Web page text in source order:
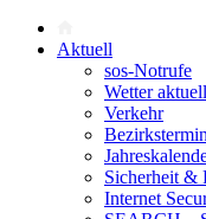
Aktuell
sos-Notrufe
Wetter aktuell
Verkehr
Sicherheit &
Internet